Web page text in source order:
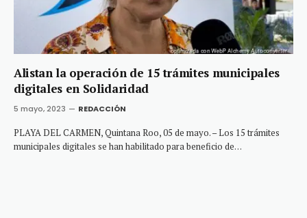
Alistan la operación de 15 trámites municipales
digitales en Solidaridad
5 mayo, 2023 REDACCIÓN
PLAYA DEL CARMEN, Quintana Roo, 05 de mayo. – Los 15 trámites
municipales digitales se han habilitado para beneficio de…